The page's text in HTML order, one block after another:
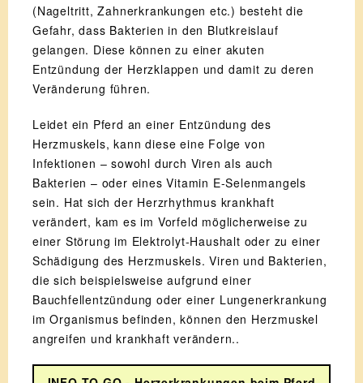
(Nageltritt, Zahnerkrankungen etc.) besteht die
Gefahr, dass Bakterien in den Blutkreislauf
gelangen. Diese können zu einer akuten
Entzündung der Herzklappen und damit zu deren
Veränderung führen.
Leidet ein Pferd an einer Entzündung des
Herzmuskels, kann diese eine Folge von
Infektionen – sowohl durch Viren als auch
Bakterien – oder eines Vitamin E-Selenmangels
sein. Hat sich der Herzrhythmus krankhaft
verändert, kam es im Vorfeld möglicherweise zu
einer Störung im Elektrolyt-Haushalt oder zu einer
Schädigung des Herzmuskels. Viren und Bakterien,
die sich beispielsweise aufgrund einer
Bauchfellentzündung oder einer Lungenerkrankung
im Organismus befinden, können den Herzmuskel
angreifen und krankhaft verändern..